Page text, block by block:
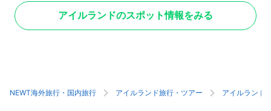
ており、ダブリン市内最古の建造物として知られ
ています。お城の地下には13世紀当時の城壁
やヴァイキングが築いた遺構が保存されていま
アーへの参加がおすすめです。ガイドツアーでは
ングルーム」は必
ぶその光景は、まる
よう。映画「スター
鮮やかな挿絵が魅力
アイルランドのスポット情報をみる
NEWT海外旅行・国内旅行 アイルランド旅行・ツアー アイルランド